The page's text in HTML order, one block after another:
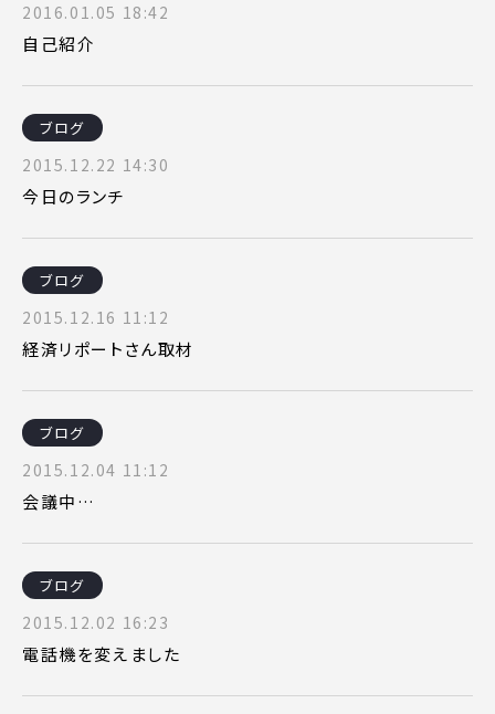
2016.01.05 18:42
自己紹介
ブログ
2015.12.22 14:30
今日のランチ
ブログ
2015.12.16 11:12
経済リポートさん取材
ブログ
2015.12.04 11:12
会議中…
ブログ
2015.12.02 16:23
電話機を変えました